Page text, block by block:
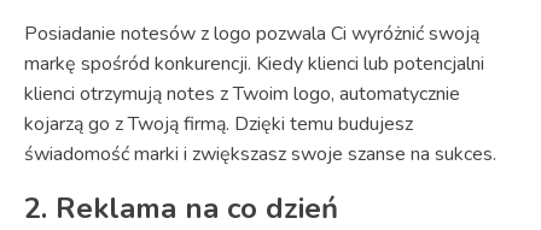
Posiadanie notesów z logo pozwala Ci wyróżnić swoją
markę spośród konkurencji. Kiedy klienci lub potencjalni
klienci otrzymują notes z Twoim logo, automatycznie
kojarzą go z Twoją firmą. Dzięki temu budujesz
świadomość marki i zwiększasz swoje szanse na sukces.
2. Reklama na co dzień